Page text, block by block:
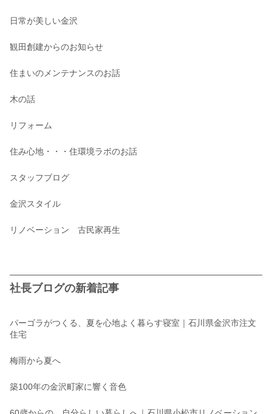
日常が美しい金沢
観田創建からのお知らせ
住まいのメンテナンスのお話
木の話
リフォーム
住み心地・・・住環境ラボのお話
スタッフブログ
金沢スタイル
リノベーション 古民家再生
社長ブログの新着記事
パーゴラがつくる、夏を心地よく暮らす寝室｜石川県金沢市注文
住宅
梅雨から夏へ
築100年の金沢町家に響く音色